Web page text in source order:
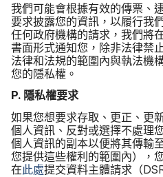
我們​可能​會​根據​有效​的​傳票、​
要求​披露您​的​資訊，​以​履行​我
任何​政府​機構​的​請求，​我們​將​
書面​形式​通知您，​除非​法律​禁
法律​和​法規​的​範圍​內​與​執法​機
您​的​隱私權。
P. 隱私權​要求
如果​您想​要求​存取、​更正、​更
個人​資訊、​反對​或​選擇​不​處理
個人​資訊​的​副本​以​便​將​其​傳輸​
您​提供​這些​權利​的​範圍​內），​
在此​處提交​資料​主體​請求​（